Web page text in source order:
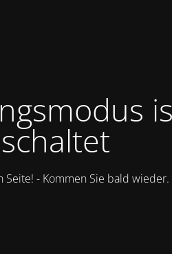
- Kommen Sie bald wieder.